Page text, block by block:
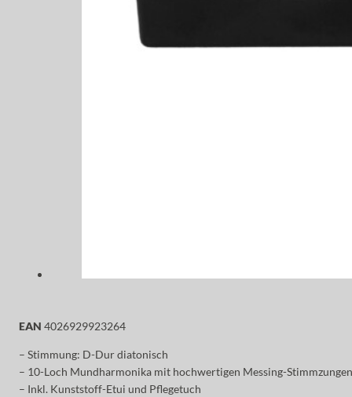
EAN 4026929923264
– Stimmung: D-Dur diatonisch
– 10-Loch Mundharmonika mit hochwertigen Messing-Stimmzungen
– Inkl. Kunststoff-Etui und Pflegetuch